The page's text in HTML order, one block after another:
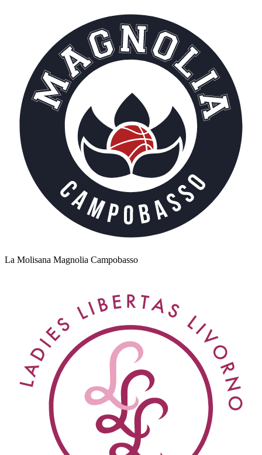
La Molisana Magnolia Campobasso